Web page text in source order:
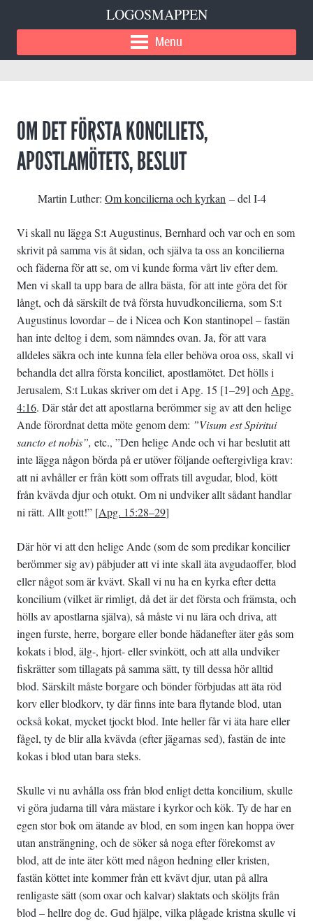
LOGOSMAPPEN
Menu
OM DET FÖRSTA KONCILIETS,
APOSTLAMÖTETS, BESLUT
Martin Luther: Om koncilierna och kyrkan – del I-4
Vi skall nu lägga S:t Augustinus, Bernhard och var och en som
skrivit på samma vis åt sidan, och själva ta oss an koncilierna
och fäderna för att se, om vi kunde forma vårt liv efter dem.
Men vi skall ta upp bara de allra bästa, för att inte göra det för
långt, och då särskilt de två första huvudkoncilierna, som S:t
Augustinus lovordar – de i Nicea och Kon­ stantinopel – fastän
han inte deltog i dem, som nämndes ovan. Ja, för att vara
alldeles säkra och inte kunna fela eller behöva oroa oss, skall vi
behandla det allra första konciliet, apostlamötet. Det hölls i
Jerusalem, S:t Lukas skriver om det i Apg. 15 [1–29] ochApg.
4:16. Där står det att apostlarna berömmer sig av att den helige
Ande förordnat detta möte genom dem: ”Visum est Spiritui
sancto et nobis”, etc., ”Den helige Ande och vi har beslutit att
inte lägga någon börda på er utöver följande oeftergivliga krav:
att ni avhåller er från kött som offrats till avgudar, blod, kött
från kvävda djur och otukt. Om ni undviker allt sådant handlar
ni rätt. Allt gott!” [Apg. 15:28–29]
Där hör vi att den helige Ande (som de som predikar koncilier
berömmer sig av) påbjuder att vi inte skall äta avgudaoffer, blod
eller något som är kvävt. Skall vi nu ha en kyrka efter detta
koncilium (vilket är rimligt, då det är det första och främsta, och
hölls av apostlarna själva), så måste vi nu lära och driva, att
ingen furste, herre, borgare eller bonde hädanefter äter gås som
kokats i blod, älg-, hjort- eller svinkött, och att alla undviker
fiskrätter som tillagats på samma sätt, ty till dessa hör alltid
blod. Särskilt måste borgare och bönder förbjudas att äta röd
korv eller blodkorv, ty där finns inte bara flytande blod, utan
också kokat, mycket tjockt blod. Inte heller får vi äta hare eller
fågel, ty de blir alla kvävda (efter jägarnas sed), fastän de inte
kokas i blod utan bara steks.
Skulle vi nu avhålla oss från blod enligt detta koncilium, skulle
vi göra judarna till våra mästare i kyrkor och kök. Ty de har en
egen stor bok om ätande av blod, en som ingen kan hoppa över
utan ansträngning, och de söker så noga efter förekomst av
blod, att de inte äter kött med någon hedning eller kristen,
fastän köttet inte kommer från ett kvävt djur, utan på allra
renligaste sätt (som oxar och kalvar) slaktats och sköljts från
blod – hellre dog de. Gud hjälpe, vilka plågade kristna skulle vi